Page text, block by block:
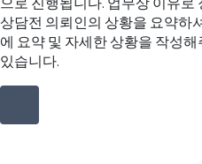
상담전 의뢰인의 상황을 요약하
에 요약 및 자세한 상황을 작성
있습니다.